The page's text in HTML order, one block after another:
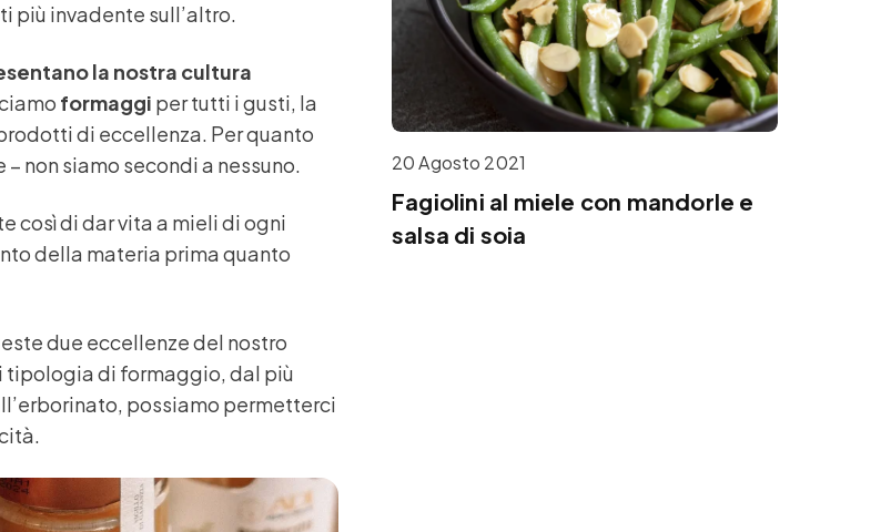
più invadente sull’altro.
la nostra cultura
formaggi per tutti i gusti, la
di eccellenza. Per quanto
– non siamo secondi a nessuno.
così di dar vita a mieli di ogni
della materia prima quanto
due eccellenze del nostro
tipologia di formaggio, dal più
possiamo permetterci
20 Agosto 2021
Fagiolini al miele con mandorle e
salsa di soia